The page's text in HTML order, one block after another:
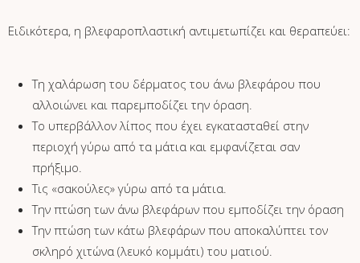
Ειδικότερα, η βλεφαροπλαστική αντιμετωπίζει και θεραπεύει:
Τη χαλάρωση του δέρματος του άνω βλεφάρου που
αλλοιώνει και παρεμποδίζει την όραση.
Το υπερβάλλον λίπος που έχει εγκατασταθεί στην
περιοχή γύρω από τα μάτια και εμφανίζεται σαν
πρήξιμο.
Τις «σακούλες» γύρω από τα μάτια.
Την πτώση των άνω βλεφάρων που εμποδίζει την όραση
Την πτώση των κάτω βλεφάρων που αποκαλύπτει τον
σκληρό χιτώνα (λευκό κομμάτι) του ματιού.